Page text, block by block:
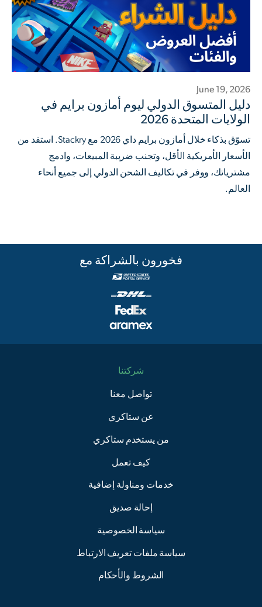
June 19, 2026
دليل المتسوق الدولي ليوم أمازون برايم في
الولايات المتحدة 2026
تسوّق بذكاء خلال أمازون برايم داي 2026 مع Stackry. استفد من
الأسعار الأمريكية الأقل، وتجنب ضريبة المبيعات، وادمج
مشترياتك، ووفر في تكاليف الشحن الدولي إلى جميع أنحاء
العالم.
فخورون بالشراكة مع
شركتنا
تواصل معنا
عن ستاكري
من يستخدم ستاكري
كيف تعمل
خدمات ومناولة إضافية
إحالة صديق
سياسة الخصوصية
سياسة ملفات تعريف الارتباط
الشروط والأحكام